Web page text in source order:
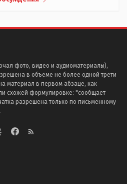
фото, видео и аудиоматериалы),
в объеме не более одной трети
материал в первом абзаце, как
схожей формулировке: "сообщает
разрешена только по письменному